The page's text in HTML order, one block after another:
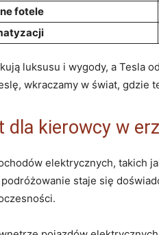
fotele
luksusu i ⁤wygody, a Tesla⁤
wkraczamy⁢ w świat, gdzie
dla‌ kierowcy⁤ w
elektrycznych, takich
staje się